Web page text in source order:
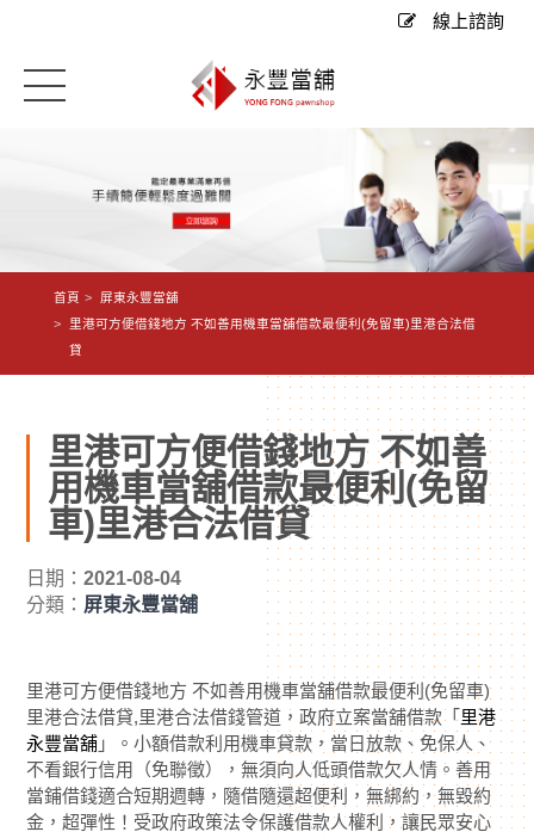
線上諮詢
首頁
屏東永豐當舖
里港可方便借錢地方 不如善用機車當舖借款最便利(免留車)里港合法借
貸
里港可方便借錢地方 不如善
用機車當舖借款最便利(免留
車)里港合法借貸
日期：2021-08-04
分類： 屏東永豐當舖
里港可方便借錢地方 不如善用機車當舖借款最便利(免留車)
里港合法借貸,里港合法借錢管道，政府立案當舖借款「里港
永豐當舖 」。小額借款利用機車貸款，當日放款、免保人、
不看銀行信用（免聯徵），無須向人低頭借款欠人情。善用
當鋪借錢適合短期週轉，隨借隨還超便利，無綁約，無毀約
金，超彈性！受政府政策法令保護借款人權利，讓民眾安心